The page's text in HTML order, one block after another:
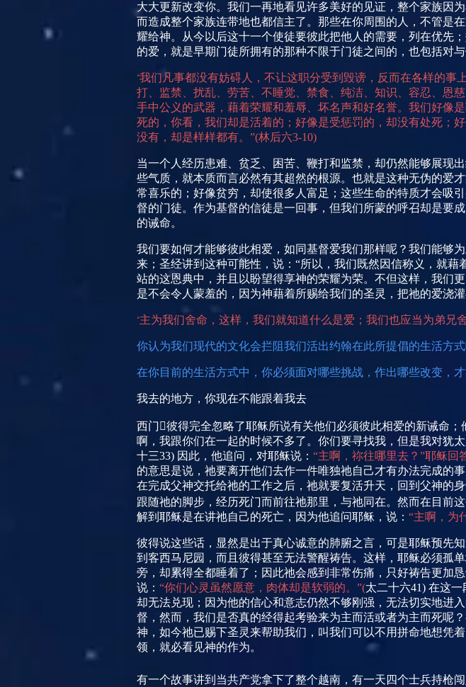
大大更新改变你。我们一再地看见许多美好的见证，整个家族因
而造成整个家族连带地也都信主了。那些在你周围的人，不管是
耀给神。从今以后这十一个使徒要彼此把他人的需要，列在优先
的爱，就是早期门徒所拥有的那种不限于门徒之间的，也包括对
“我们凡事都没有妨碍人，不让这职分受到毁谤，反而在各样的
打、监禁、扰乱、劳苦、不睡觉、禁食、纯洁、知识、容忍、恩
手中公义的武器，藉着荣耀和羞辱、坏名声和好名誉。我们好像
死的，你看，我们却是活着的；好像是受惩罚的，却没有处死；
没有，却是样样都有。”(林后六3-10)
当一个人经历患难、贫乏、困苦、鞭打和监禁，却仍然能够展现
些气质，就本质而言必然有其超然的根源。也就是这种无伪的爱
常喜乐的；好像贫穷，却使很多人富足；这些生命的特质才会吸
督的门徒。作为基督的信徒是一回事，但我们所蒙的呼召却是要
的诫命。
我们要如何才能够彼此相爱，如同基督爱我们那样呢？我们能够
来；圣经讲到这种可能性，说：“所以，我们既然因信称义，就
站的这恩典中，并且以盼望得享神的荣耀为荣。不但这样，我们
是不会令人蒙羞的，因为神藉着所赐给我们的圣灵，把祂的爱浇
“主为我们舍命，这样，我们就知道什么是爱；我们也应当为弟兄
你认为我们现代的文化会拦阻我们活出约翰在此所提倡的生活方式
在你目前的生活方式中，你必须面对哪些挑战，作出哪些改变，
我去的地方，你现在不能跟着我去
西门彼得完全忽略了耶稣所说有关他们必须彼此相爱的新诫命
啊，我跟你们在一起的时候不多了。你们要寻找我，但是我对犹
十三33) 因此，他追问，对耶稣说： “主啊，祢往哪里去？”耶稣回
的意思是说，祂要离开他们去作一件唯独祂自己才有办法完成的
在完成父神交托给祂的工作之后，祂就要复活升天，回到父神的
跟随祂的脚步，经历死门而前往祂那里，与祂同在。然而在目前
解到耶稣是在讲祂自己的死亡，因为他追问耶稣，说： “主啊，为
彼得说这些话，显然是出于真心诚意的肺腑之言，可是耶稣预先
到客西马尼园，而且彼得甚至无法警醒祷告。这样，耶稣必须孤
旁，却累得全都睡着了；因此祂会感到非常伤痛，只好祷告更加
说： “你们心灵虽然愿意，肉体却是软弱的。”(太二十六41) 在这一
却无法兑现；因为他的信心和意志仍然不够刚强，无法切实地进
督，然而，我们是否真的经得起考验来为主而活或者为主而死呢
神，如今祂已赐下圣灵来帮助我们，叫我们可以不用拼命地想凭
领，就必看见神的作为。
有一个故事讲到当共产党拿下了整个越南，有一天四个士兵持枪